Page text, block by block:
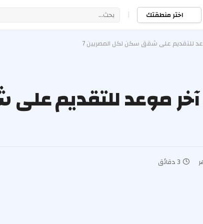
اختر منطقتك |
للتقديم على شقق سكن لكل المصريين 7
آخر موعد للتقديم
3 دقائق